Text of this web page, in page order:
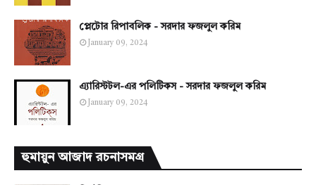
প্লেটোর রিপাবলিক - সরদার ফজলুল করিম
January 09, 2024
এ্যারিস্টটল-এর পলিটিকস - সরদার ফজলুল করিম
January 09, 2024
হুমায়ুন আজাদ রচনাসমগ্র